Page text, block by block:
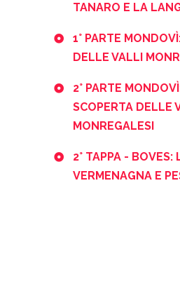
TANARO E LA
1° PARTE
DELLE VALLI
2° PARTE
SCOPERTA DELLE
MONREGALESI
2° TAPPA - BOVES:
VERMENAGNA E